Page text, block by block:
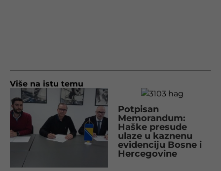
Više na istu temu
Potpisan
Memorandum:
Haške presude
ulaze u kaznenu
evidenciju Bosne i
Hercegovine